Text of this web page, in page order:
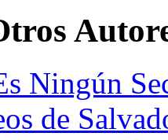
Ningún
de